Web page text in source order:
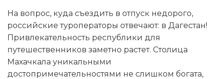
На вопрос, куда съездить в отпуск недорого,
российские туроператоры отвечают: в Дагестан!
Привлекательность республики для
путешественников заметно растет. Столица
Махачкала уникальными
достопримечательностями не слишком богата,